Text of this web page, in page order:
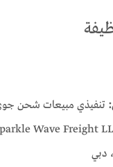
تنفيذي مبيعات شحن
دبي